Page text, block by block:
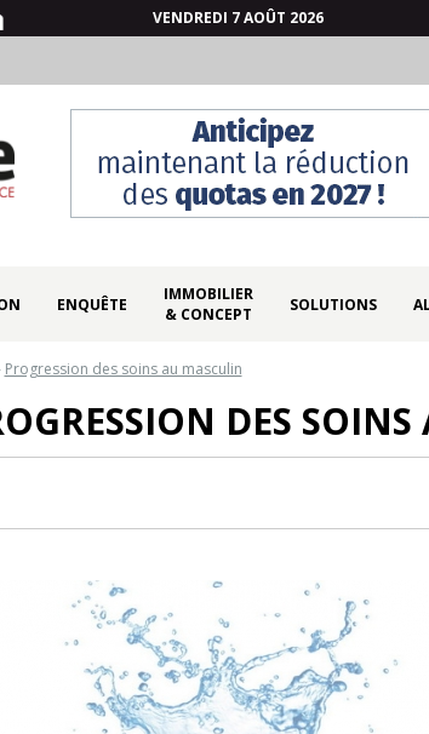
VENDREDI 7 AOÛT 2026
ENQUÊTE
IMMOBILIER
& CONCEPT
SOLUTIONS
Progression des soins au masculin
DES